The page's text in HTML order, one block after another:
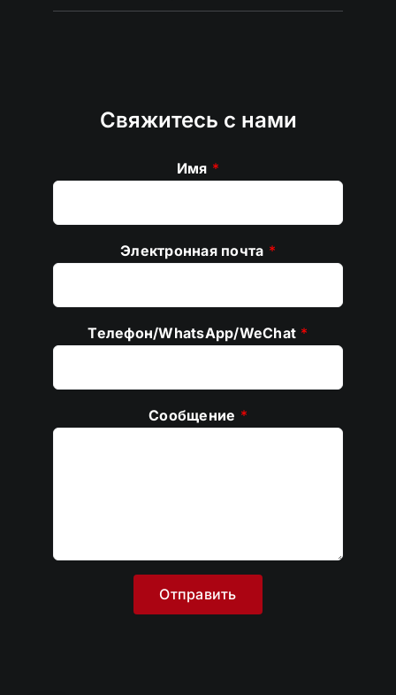
Свяжитесь с нами
Имя *
Электронная почта *
Телефон/WhatsApp/WeChat *
Сообщение *